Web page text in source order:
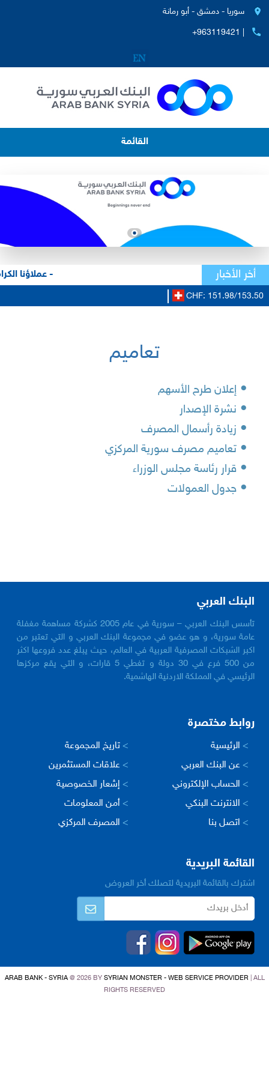
سوريا - دمشق - أبو رمانة
+963119421 |
القائمة
أخر الأخبار - عملاؤنا
CHF: 151.98/153.50
تعاميم
•إعلان طرح الأسهم
• نشرة الإصدار
• زيادة رأسمال المصرف
•تعاميم مصرف سورية المركزي
• قرار رئاسة مجلس الوزراء
•جدول العمولات
البنك العربي
تأسس البنك العربي – سورية في عام 2005 كشركة مساهمة مغفلة
عامة سورية، و هو عضو في مجموعة البنك العربي و التي تعتبر من
اكبر الشبكات المصرفية العربية في العالم، حيث يبلغ عدد فروعها اكثر
من 500 فرع في 30 دولة و تغطي 5 قارات، و التي يقع مركزها
الرئيسي في المملكة الاردنية الهاشمية.
روابط مختصرة
> الرئيسية > تاريخ المجموعة
> عن البنك العربي > علاقات المستثمرين
> الحساب الإلكتروني > إشعار الخصوصية
> الانترنت البنكي > أمن المعلومات
> اتصل بنا > المصرف المركزي
القائمة البريدية
اشترك بالقائمة البريدية لتصلك أخر العروض
ARAB BANK - SYRIA@ 2026 BY SYRIAN MONSTER - WEB SERVICE PROVIDER | ALL
RIGHTS RESERVED